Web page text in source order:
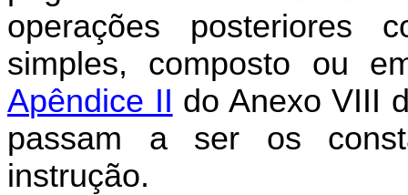
operações posteriores
simples, composto ou
Apêndice II do Anexo VIII
passam a ser os
instrução.